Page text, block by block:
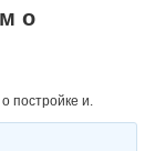
о
постройке и.